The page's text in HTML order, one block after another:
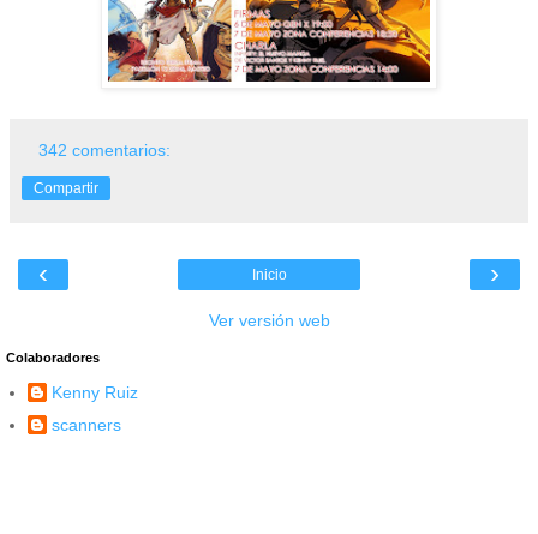
342 comentarios:
Compartir
‹ ›
Inicio
Ver versión web
Colaboradores
Kenny Ruiz
scanners